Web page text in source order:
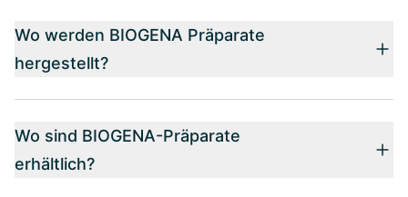
Wo werden BIOGENA Präparate
hergestellt?
Wo sind BIOGENA-Präparate
erhältlich?